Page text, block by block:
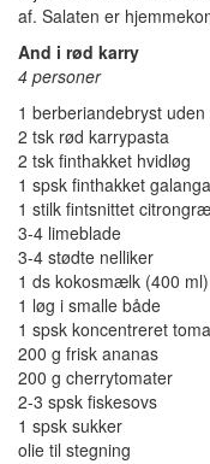
af. Salaten er
And i rød karry
4 personer
1 berberiandebryst
2 tsk rød karrypasta
2 tsk finthakket hvidløg
1 spsk finthakket galanga
1 stilk fintsnittet
3-4 limeblade
3-4 stødte nelliker
1 ds kokosmælk (400 ml)
1 løg i smalle både
1 spsk koncentreret
200 g frisk ananas
200 g cherrytomater
2-3 spsk fiskesovs
1 spsk sukker
olie til stegning